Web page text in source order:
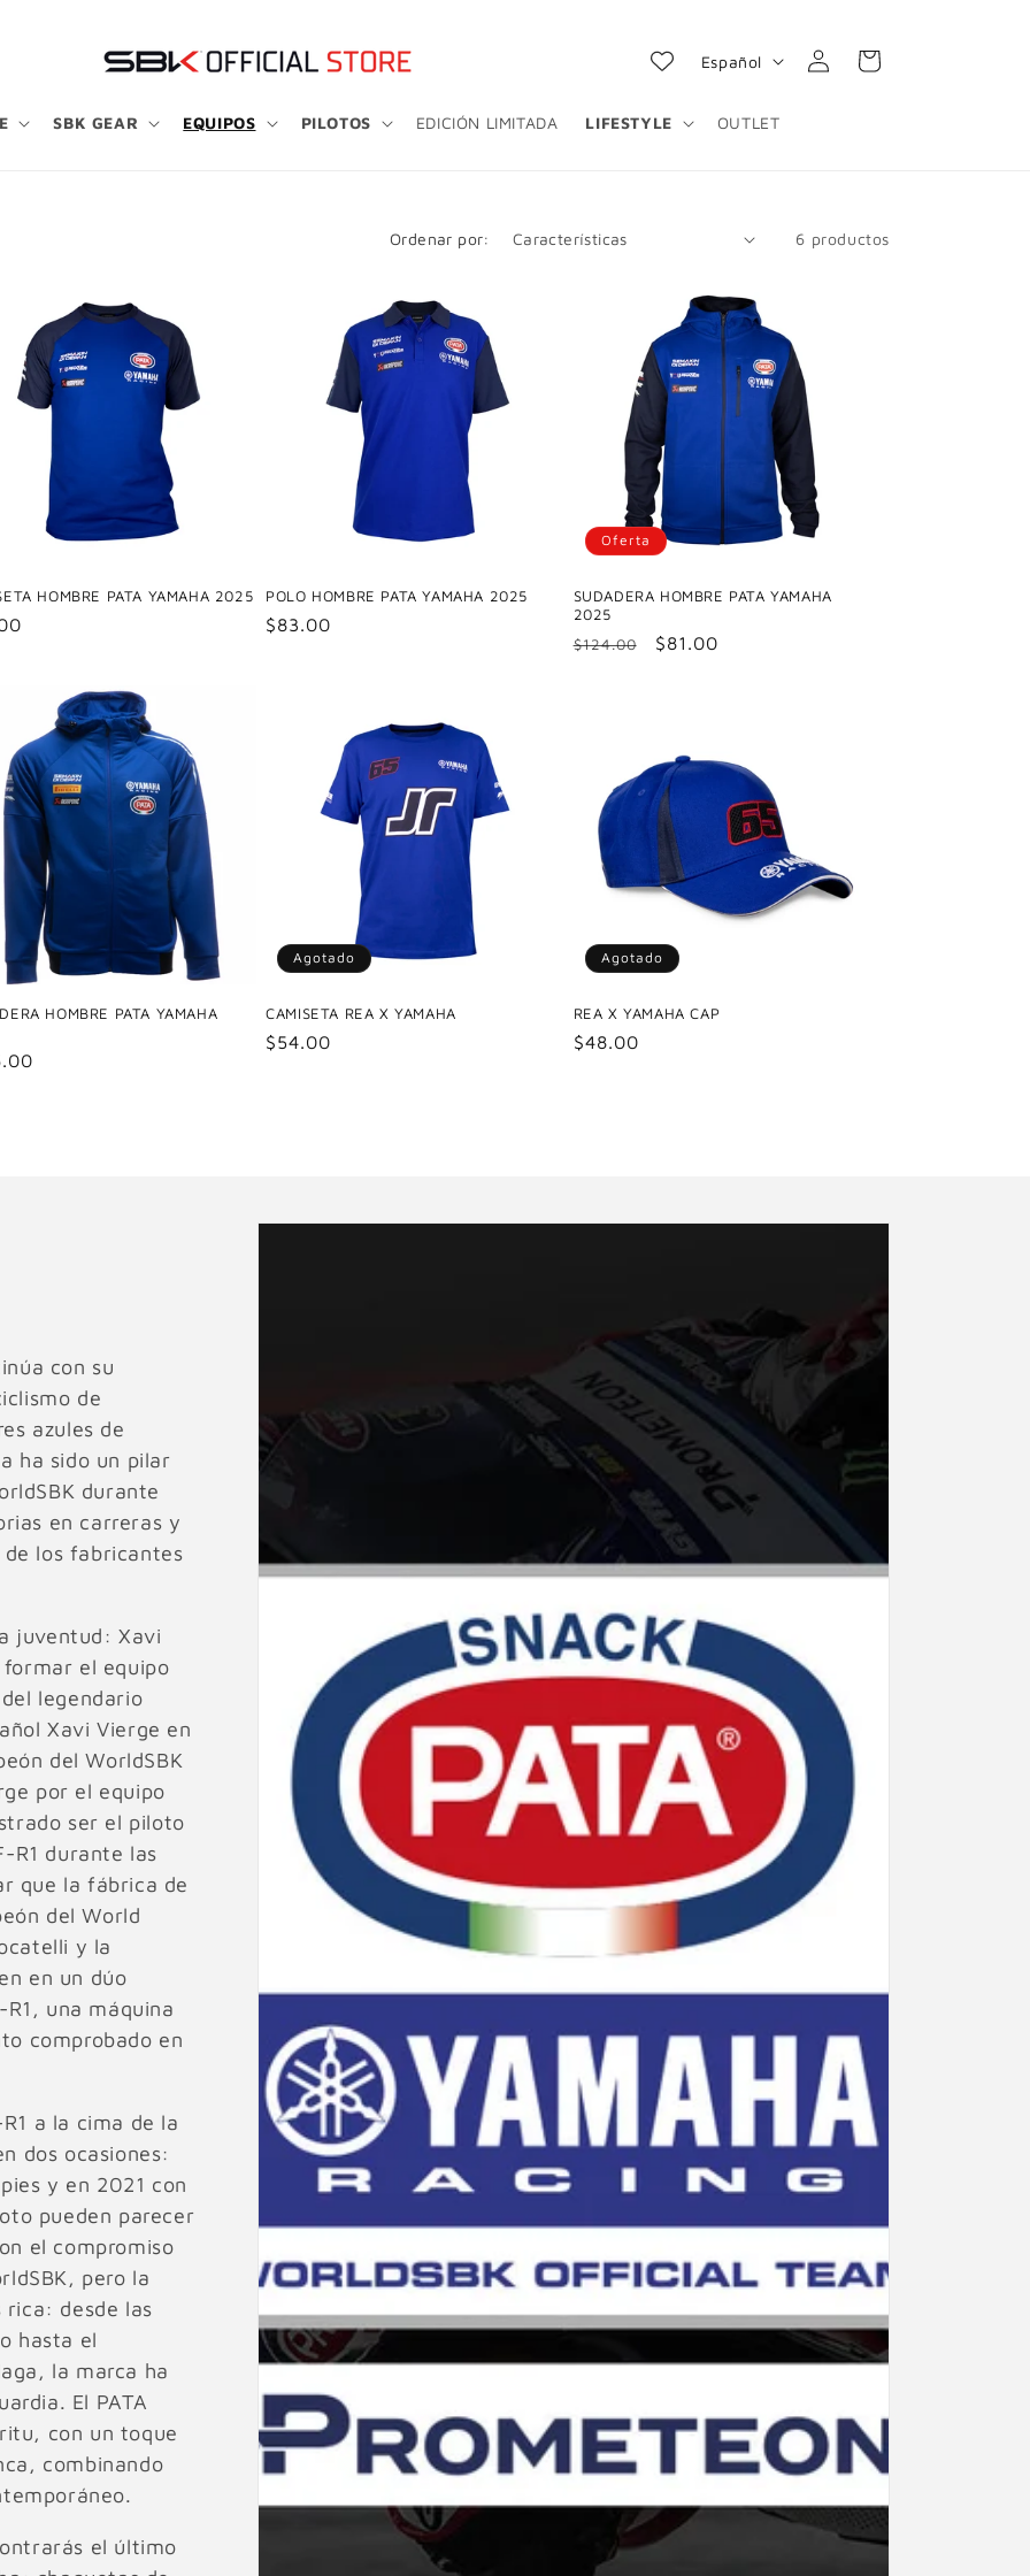
SBK GEAR EQUIPOS PILOTOS EDICIÓN LIMITADA LIFESTYLE OUTLET
i
Español
Iniciar
sesión
Carrito
Ordenar por: 6 productos
HOMBRE PATA YAMAHA 2025 POLO HOMBRE PATA YAMAHA 2025
Precio
$83.00
Oferta
SUDADERA HOMBRE PATA YAMAHA
2025
Precio
$124.00
Precio
$81.00
HOMBRE PATA YAMAHA
Agotado
CAMISETA REA X YAMAHA
Precio
$54.00
Agotado
REA X YAMAHA CAP
Precio
$48.00
con su
de
azules de
ha sido un pilar
durante
en carreras y
de los fabricantes
juventud: Xavi
el equipo
legendario
Xavi Vierge en
del WorldSBK
por el equipo
ser el piloto
R1 durante las
que la fábrica de
del World
y la
en un dúo
una máquina
comprobado en
a la cima de la
dos ocasiones:
y en 2021 con
pueden parecer
el compromiso
pero la
rica: desde las
hasta el
la marca ha
El PATA
con un toque
combinando
el último